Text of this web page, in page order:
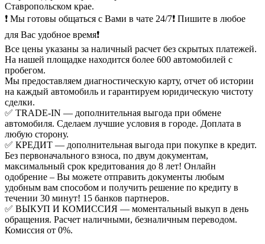
Ставропольском крае.
❗ Мы готовы общаться с Вами в чате 24/7❗ Пишите в любое
для Вас удобное время❗
Все цены указаны за наличный расчет без скрытых платежей.
На нашей площадке находится более 600 автомобилей с
пробегом.
Мы предоставляем диагностическую карту, отчет об истории
на каждый автомобиль и гарантируем юридическую чистоту
сделки.
✅ TRADE-IN — дополнительная выгода при обмене
автомобиля. Сделаем лучшие условия в городе. Доплата в
любую сторону.
✅ КРЕДИТ — дополнительная выгода при покупке в кредит.
Без первоначального взноса, по двум документам,
максимальный срок кредитования до 8 лет! Онлайн
одобрение – Вы можете отправить документы любым
удобным вам способом и получить решение по кредиту в
течении 30 минут! 15 банков партнеров.
✅ ВЫКУП И КОМИССИЯ — моментальный выкуп в день
обращения. Расчет наличными, безналичным переводом.
Комиссия от 0%.